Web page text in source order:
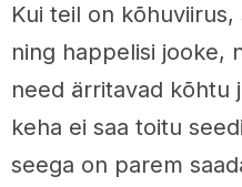
Kui teil on
ning happelisi jooke,
need ärritavad kõhtu
keha ei saa toitu
seega on parem